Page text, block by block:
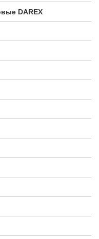
DAREX